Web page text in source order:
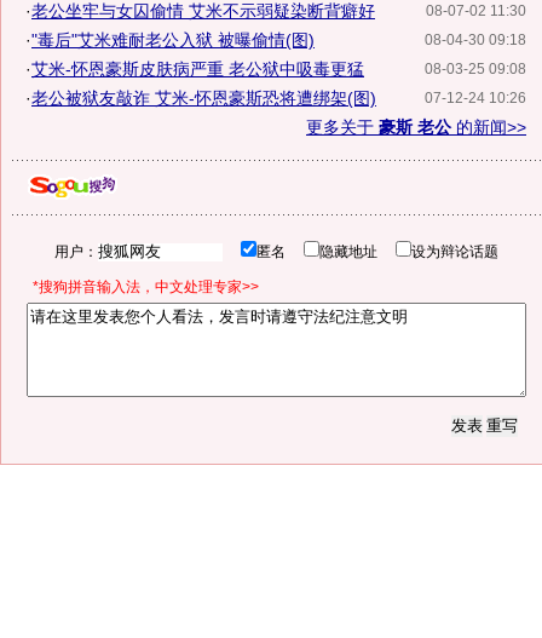
08-07-02 11:30
·老公坐牢与女囚偷情 艾米不示弱疑染断背癖好
08-04-30 09:18
·"毒后"艾米难耐老公入狱 被曝偷情(图)
08-03-25 09:08
·艾米-怀恩豪斯皮肤病严重 老公狱中吸毒更猛
07-12-24 10:26
·老公被狱友敲诈 艾米-怀恩豪斯恐将遭绑架(图)
更多关于 豪斯 老公的新闻>>
用户： 匿名 隐藏地址 设为辩论话题
*搜狗拼音输入法，中文处理专家>>